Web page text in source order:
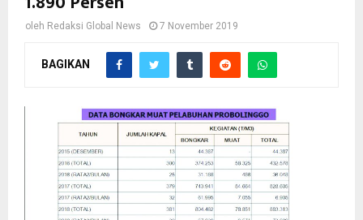
oleh Redaksi Global News 7 November 2019
BAGIKAN